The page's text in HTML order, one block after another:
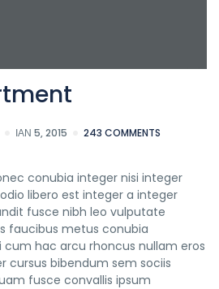
ΙΑΝ 5, 2015 243 COMMENTS
conubia integer nisi integer
libero est integer a integer
fusce nibh leo vulputate
faucibus metus conubia
hac arcu rhoncus nullam eros
bibendum sem sociis
fusce convallis ipsum